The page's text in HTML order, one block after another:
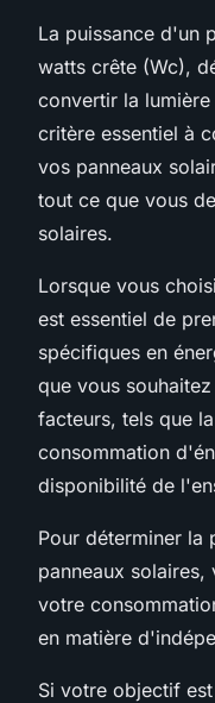
La puissance d'un
watts crête (Wc),
convertir la
critère essentiel à
vos panneaux
tout ce que vous
solaires.
Lorsque vous
est essentiel de
spécifiques en
que vous
facteurs, tels que
consommation
disponibilité de
Pour déterminer la
panneaux
votre
en matière
Si votre objectif